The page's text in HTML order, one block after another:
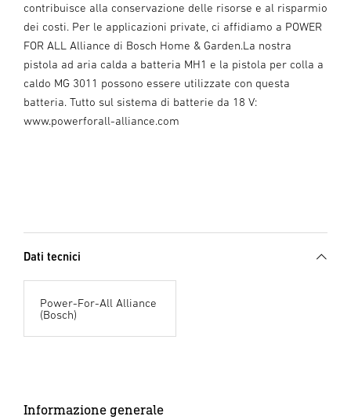
contribuisce alla conservazione delle risorse e al risparmio
dei costi. Per le applicazioni private, ci affidiamo a POWER
FOR ALL Alliance di Bosch Home & Garden.La nostra
pistola ad aria calda a batteria MH1 e la pistola per colla a
caldo MG 3011 possono essere utilizzate con questa
batteria. Tutto sul sistema di batterie da 18 V:
www.powerforall-alliance.com
Dati tecnici
Power-For-All Alliance
(Bosch)
Informazione generale